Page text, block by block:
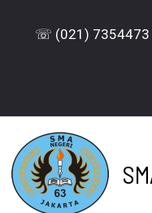
☏ (021) 7354473